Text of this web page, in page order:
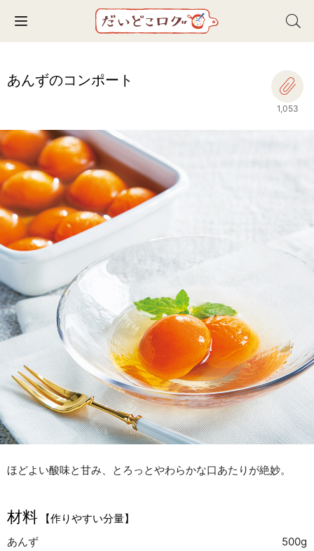
Toggle navigation
あんずのコンポート
1,053
ほどよい酸味と甘み、とろっとやわらかな口あたりが絶妙。
材料
【作りやすい分量】
あんず
500g